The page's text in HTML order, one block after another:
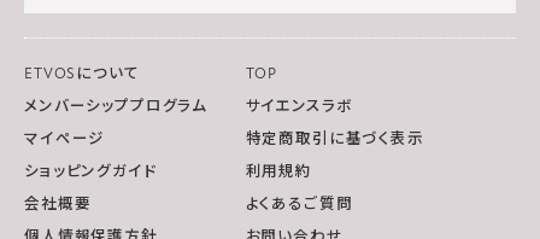
ETVOSについて
TOP
メンバーシッププログラム
サイエンスラボ
マイページ
特定商取引に基づく表示
ショッピングガイド
利用規約
会社概要
よくあるご質問